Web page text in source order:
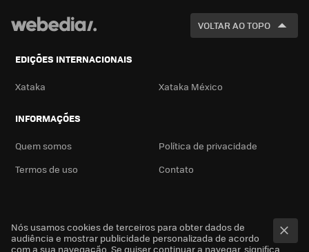
VOLTAR AO TOPO
EDIÇÕES INTERNACIONAIS
Xataka Xataka México
INFORMAÇÕES
Quem somos
Política de privacidade
Termos de uso
Contato
Nós usamos cookies de terceiros para obter dados de
audiência e mostrar publicidade personalizada de acordo
com a sua navegação. Se quiser continuar a navegar, significa